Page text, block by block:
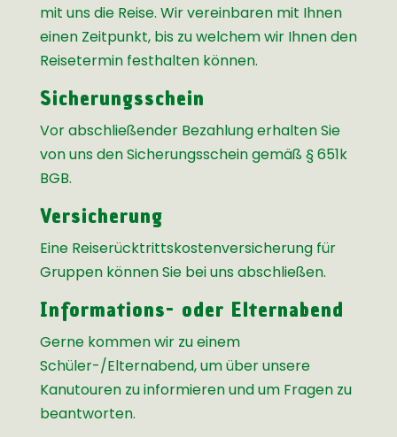
mit uns die Reise. Wir vereinbaren mit Ihnen
einen Zeitpunkt, bis zu welchem wir Ihnen den
Reisetermin festhalten können.
Sicherungsschein
Vor abschließender Bezahlung erhalten Sie
von uns den Sicherungsschein gemäß § 651k
BGB.
Versicherung
Eine Reiserücktrittskostenversicherung für
Gruppen können Sie bei uns abschließen.
Informations- oder Elternabend
Gerne kommen wir zu einem
Schüler-/Elternabend, um über unsere
Kanutouren zu informieren und um Fragen zu
beantworten.